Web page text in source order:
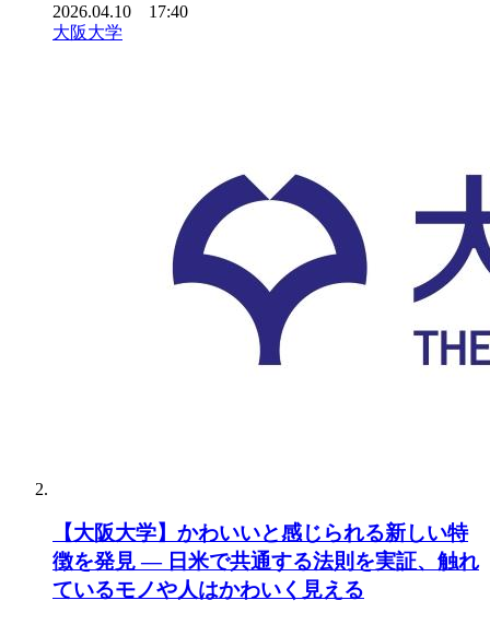
2026.04.10 17:40
大阪大学
【大阪大学】かわいいと感じられる新しい特
徴を発見 ― 日米で共通する法則を実証、触れ
ているモノや人はかわいく見える